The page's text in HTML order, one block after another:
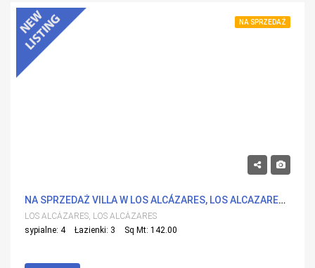
NA SPRZEDAŻ
NA SPRZEDAŻ VILLA W LOS ALCÁZARES, LOS ALCAZARES Z BASENEM
LOS ALCÁZARES, LOS ALCÁZARES
sypialne: 4
Łazienki: 3 Sq Mt: 142.00